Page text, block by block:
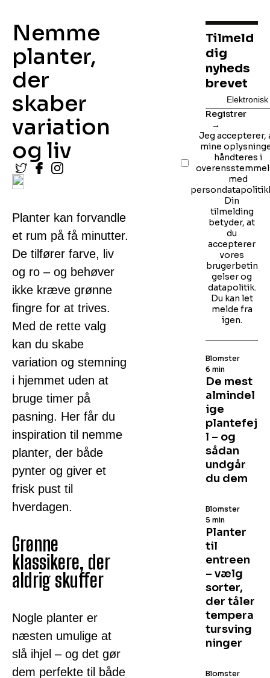
Nemme
planter,
der
skaber
variation
og liv
Planter kan forvandle
et rum på få minutter.
De tilfører farve, liv
og ro – og behøver
ikke kræve grønne
fingre for at trives.
Med de rette valg
kan du skabe
variation og stemning
i hjemmet uden at
bruge timer på
pasning. Her får du
inspiration til nemme
planter, der både
pynter og giver et
frisk pust til
hverdagen.
Grønne
klassikere, der
aldrig skuffer
Nogle planter er
næsten umulige at
slå ihjel – og det gør
dem perfekte til både
Tilmeld
dig
nyheds
brevet
Registrer
Jeg accepterer,
mine
håndteres i
med
Din
tilmelding
betyder, at
du
accepterer
vores
brugerbetin
gelser og
datapolitik.
Du kan let
melde fra
igen.
De mest
almindel
ige
plantefej
l – og
sådan
undgår
du dem
Blomster
6 min
Planter
til
entreen
– vælg
sorter,
der tåler
tempera
tursving
ninger
Blomster
5 min
Blomster